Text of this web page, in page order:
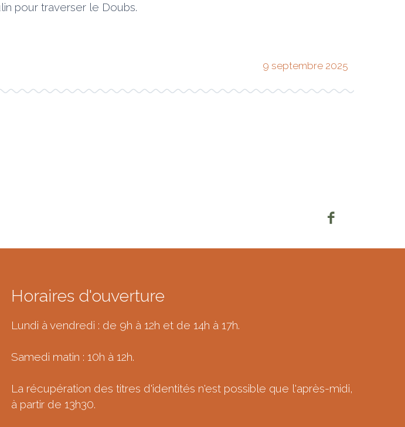
pour traverser le Doubs.
9 septembre 2025
Horaires d'ouverture
Lundi à vendredi : de 9h à 12h et de 14h à 17h.
Samedi matin : 10h à 12h.
La récupération des titres d'identités n'est possible que l'après-midi,
à partir de 13h30.